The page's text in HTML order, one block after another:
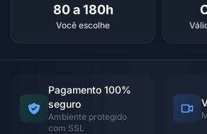
80 a 180h
Você escolhe
Pagamento 100%
seguro
Ambiente protegido
com SSL